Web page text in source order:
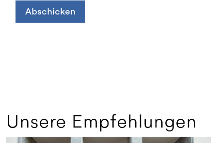
Abschicken
Unsere Empfehlungen